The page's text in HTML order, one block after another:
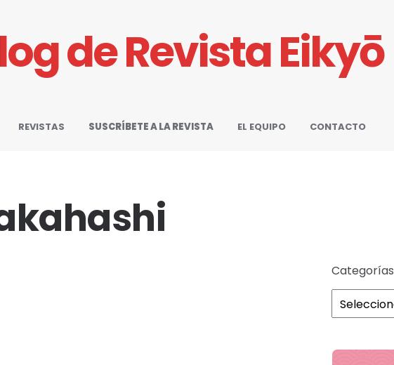
de Revista Eikyō
REVISTAS SUSCRÍBETE A LA REVISTA EL EQUIPO
CONTACTO
Categorías